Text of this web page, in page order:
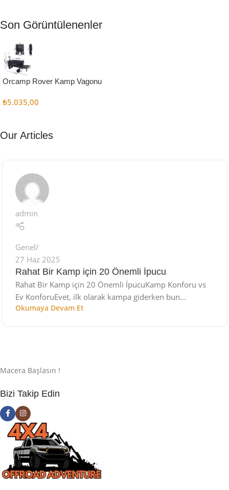
Muftağı
Kampçı
Şefler İçin
Keşfet
Son Görüntülenenler
Orcamp Rover Kamp Vagonu
₺5.035,00
Our Articles
admin
Genel
27 Haz 2025
Rahat Bir Kamp için 20 Önemli İpucu
Rahat Bir Kamp için 20 Önemli İpucuKamp Konforu vs
Ev KonforuEvet, ilk olarak kampa giderken bun...
Okumaya Devam Et
Macera Başlasın !
Bizi Takip Edin